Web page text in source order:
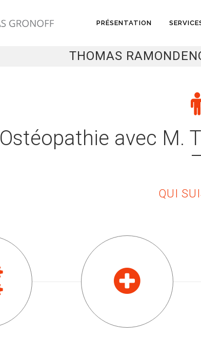
PRÉSENTATION
THOMAS
Ostéopathie avec M.
QUI